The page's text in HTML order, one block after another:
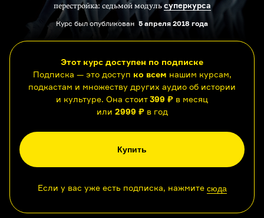
перестройка: седьмой модульсуперкурса
Курс был опубликован 5 апреля 2018 года
Этот курс доступен по подписке
Подписка — это доступ ко всем нашим курсам,
подкастам и множеству других аудио об истории
и культуре. Она стоит399 ₽ в месяц
или 2999 ₽в год
Купить
Если у вас уже есть подписка, нажмите сюда